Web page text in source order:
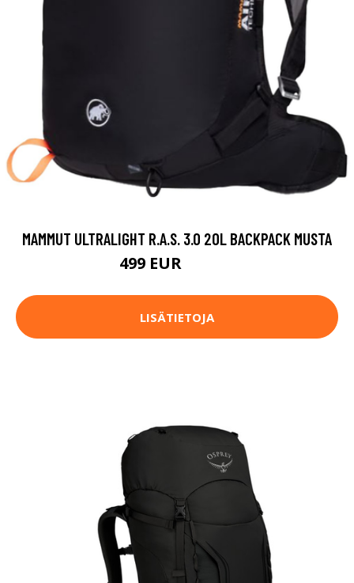
MAMMUT ULTRALIGHT R.A.S. 3.0 20L BACKPACK MUSTA
499 EUR
LISÄTIETOJA